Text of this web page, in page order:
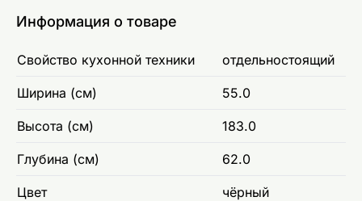
Информация о товаре
Свойство кухонной техники отдельностоящий
Ширина (см) 55.0
Высота (см) 183.0
Глубина (см) 62.0
Цвет чёрный